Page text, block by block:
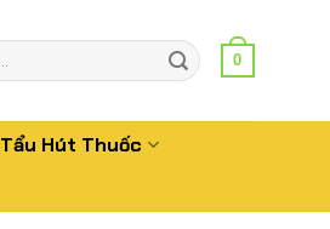
0
Tẩu Hút Thuốc